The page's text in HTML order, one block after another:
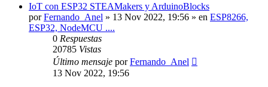
IoT con ESP32 STEAMakers y ArduinoBlocks
porFernando_Anel » 13 Nov 2022, 19:56 » en ESP8266,
ESP32, NodeMCU ....
0 Respuestas
20785 Vistas
Último mensaje porFernando_Anel
13 Nov 2022, 19:56